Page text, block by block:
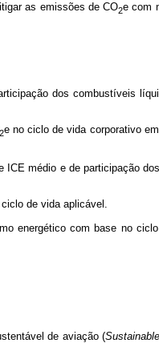
as emissões de CO2e com
dos combustíveis
e no ciclo de vida corporativo
ICE médio e de participação
de vida aplicável.
energético com base no
de aviação (